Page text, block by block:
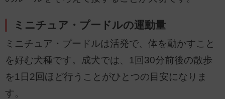
ミニチュア・プードルの運動量
ミニチュア・プードルは活発で、体を動かすこと
を好む犬種です。成犬では、1回30分前後の散歩
を1日2回ほど行うことがひとつの目安になりま
す。